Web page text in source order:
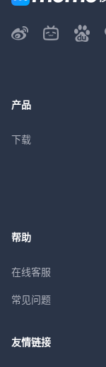
产品
下载
帮助
在线客服
常见问题
友情链接